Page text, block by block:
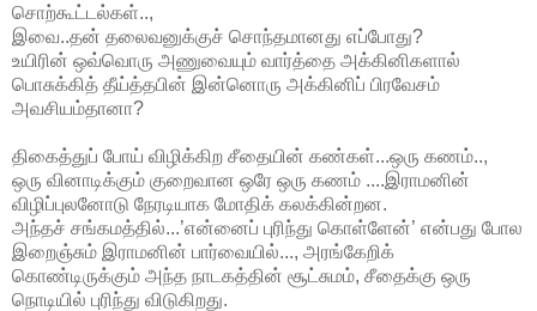
சொற்கூட்டல்கள்..,
இவை..தன் தலைவனுக்குச் சொந்தமானது எப்போது?
உயிரின் ஒவ்வொரு அணுவையும் வார்த்தை அக்கினிகளால்
பொசுக்கித் தீய்த்தபின் இன்னொரு அக்கினிப் பிரவேசம்
அவசியம்தானா?
திகைத்துப் போய் விழிக்கிற சீதையின் கண்கள்...ஒரு கணம்..,
ஒரு வினாடிக்கும் குறைவான ஒரே ஒரு கணம் ....இராமனின்
விழிப்புலனோடு நேரடியாக மோதிக் கலக்கின்றன.
அந்தச் சங்கமத்தில்...’என்னைப் புரிந்து கொள்ளேன்’ என்பது போல
இறைஞ்சும் இராமனின் பார்வையில்..., அரங்கேறிக்
கொண்டிருக்கும் அந்த நாடகத்தின் சூட்சுமம், சீதைக்கு ஒரு
நொடியில் புரிந்து விடுகிறது.